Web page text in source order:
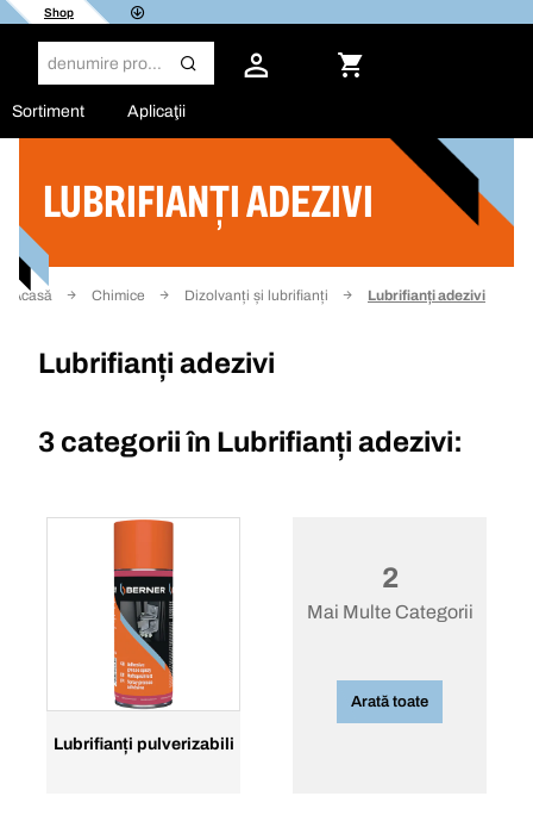
Shop
Sortiment Aplicaţii
LUBRIFIANȚI ADEZIVI
Acasă Chimice Dizolvanți și lubrifianți Lubrifianți adezivi
Lubrifianți adezivi
3 categorii în Lubrifianți adezivi:
Lubrifianți pulverizabili
2
Mai Multe Categorii
Arată toate
Filtru